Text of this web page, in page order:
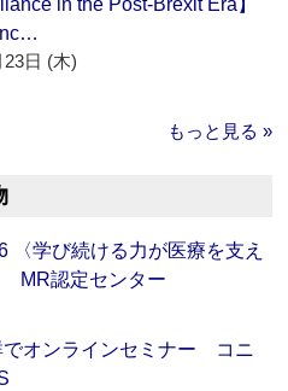
in the Post-Brexit Era】
23日 (木)
もっと見る »
〈学び続ける力が医療を支え
MR認定センター
でオンラインセミナー コニ